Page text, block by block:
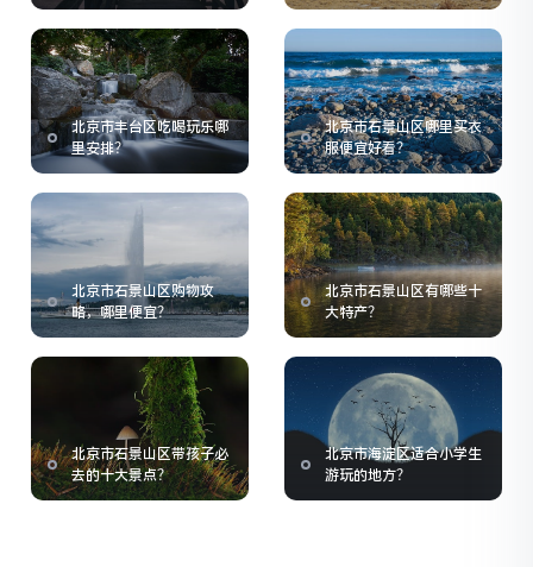
北京市丰台区吃喝玩乐哪
里安排？
北京市石景山区哪里买衣
服便宜好看？
北京市石景山区购物攻
略，哪里便宜？
北京市石景山区有哪些十
大特产？
北京市石景山区带孩子必
去的十大景点？
北京市海淀区适合小学生
游玩的地方？